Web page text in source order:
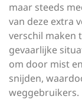
maar steeds
van deze extra
verschil maken
gevaarlijke
om door mist
snijden,
weggebruikers.